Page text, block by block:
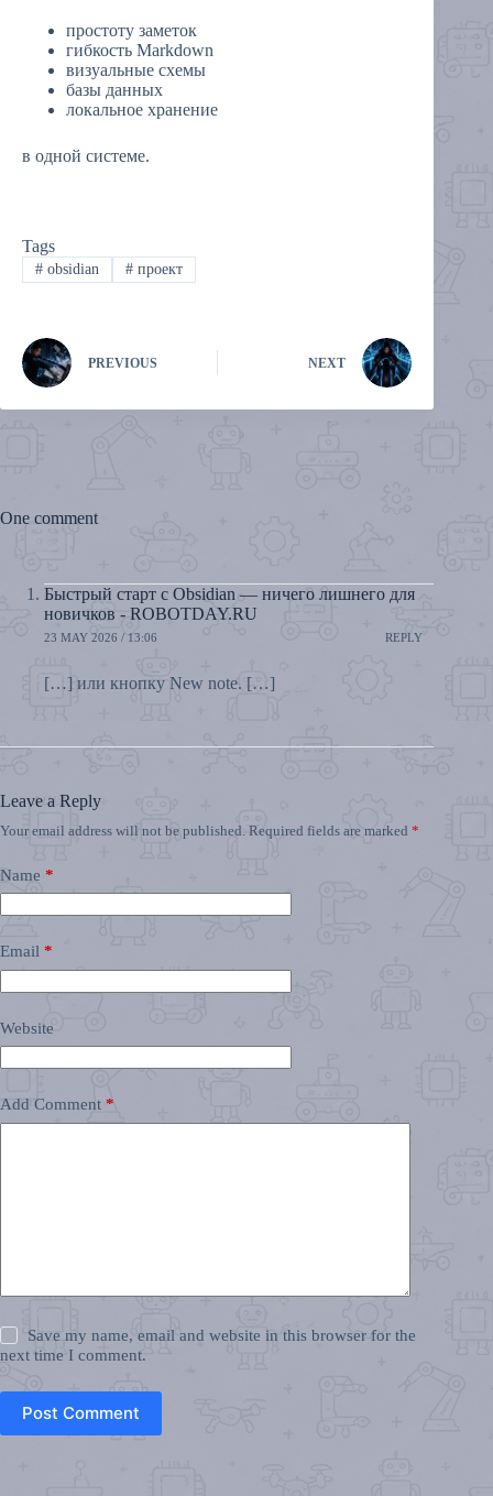
простоту заметок
гибкость Markdown
визуальные схемы
базы данных
локальное хранение
в одной системе.
Tags
#obsidian #проект
PREVIOUS NEXT
One comment
Быстрый старт с Obsidian — ничего лишнего для
новичков - ROBOTDAY.RU
23 MAY 2026 / 13:06 REPLY
[…] или кнопку New note. […]
Leave a Reply
Your email address will not be published. Required fields are marked *
Name *
Email *
Website
Add Comment *
Save my name, email and website in this browser for the
next time I comment.
Post Comment